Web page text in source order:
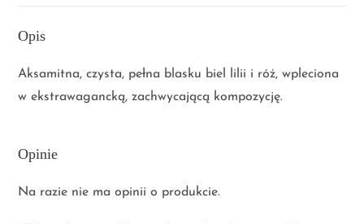
Opis
Aksamitna, czysta, pełna blasku biel lilii i róż, wpleciona
w ekstrawagancką, zachwycającą kompozycję.
Opinie
Na razie nie ma opinii o produkcie.